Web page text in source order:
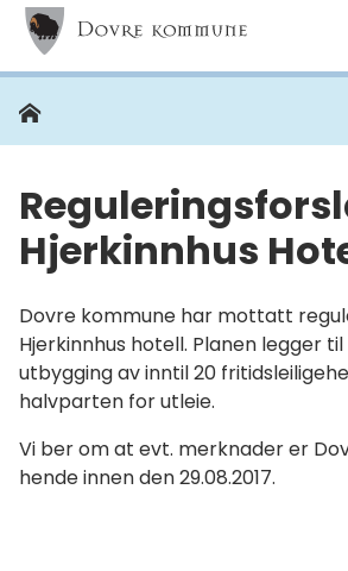
Dovre
kommune
Du
er
Hjem
Hjerkinnhus
Dovre kommune har mottatt
Hjerkinnhus hotell. Planen legger
utbygging av inntil 20
halvparten for utleie.
Vi ber om at evt. merknader er
hende innen den 29.08.2017.